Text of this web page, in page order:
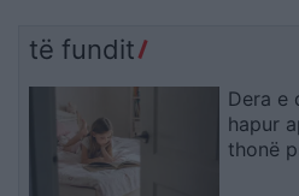
të fundit
Dera e
hapur
thonë